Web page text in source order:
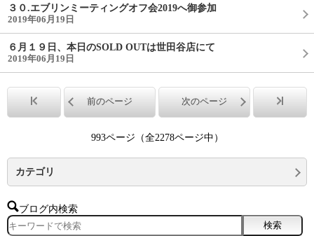
３０.エブリンミーティングオフ会2019へ御参加
2019年06月19日
６月１９日、本日のSOLD OUTは世田谷店にて
2019年06月19日
前のページ 次のページ
993ページ（全2278ページ中）
カテゴリ
ブログ内検索